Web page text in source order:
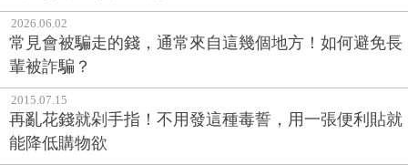
2026.06.02
常見會被騙走的錢，通常來自這幾個地方！如何避免長
輩被詐騙？
2015.07.15
再亂花錢就剁手指！不用發這種毒誓，用一張便利貼就
能降低購物欲